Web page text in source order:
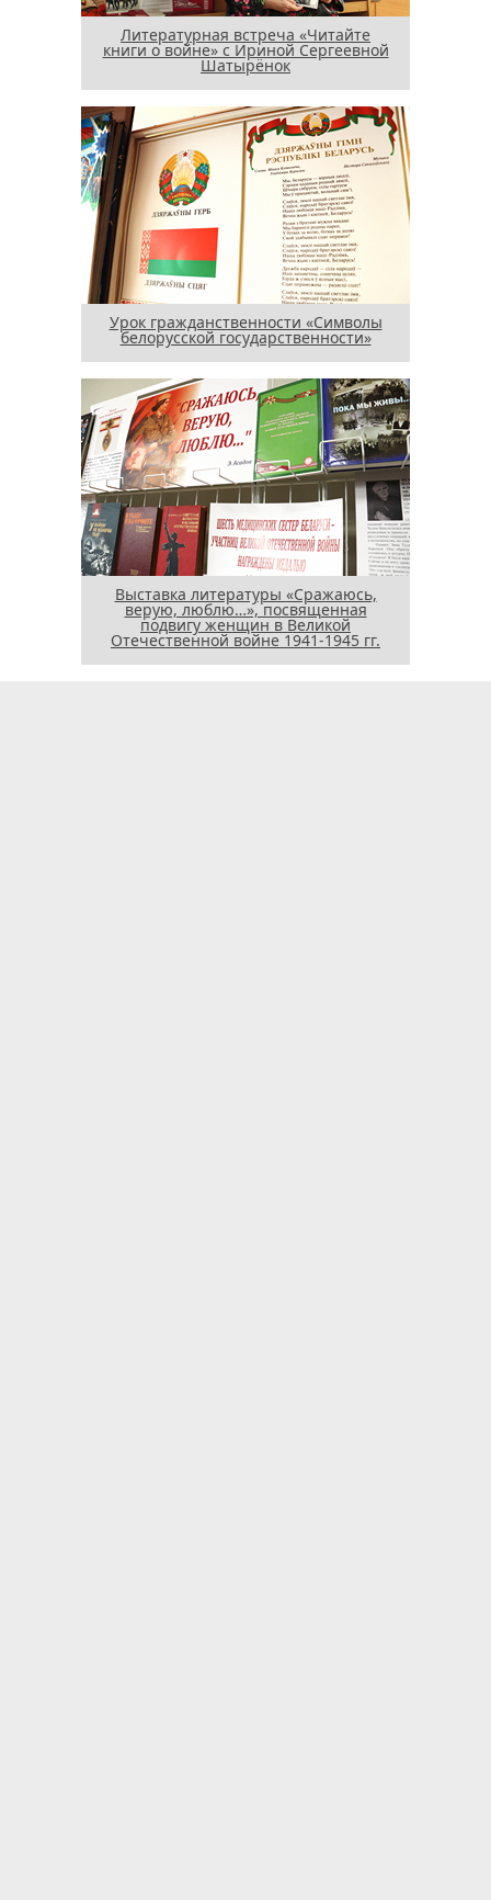
Литературная встреча «Читайте
книги о войне» с Ириной Сергеевной
Шатырёнок
Урок гражданственности «Символы
белорусской государственности»
Выставка литературы «Сражаюсь,
верую, люблю…», посвященная
подвигу женщин в Великой
Отечественной войне 1941-1945 гг.